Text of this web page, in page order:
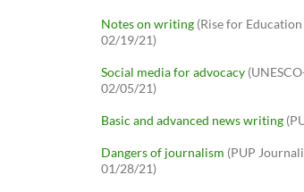
Notes on writing (Rise for
02/19/21)
Social media for advocacy
02/05/21)
Basic and advanced news writing
Dangers of journalism (PUP
01/28/21)